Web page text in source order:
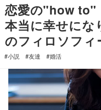
恋愛の"how to"
本当に幸せに
のフィロソフィ
#小説 #友達 #婚活